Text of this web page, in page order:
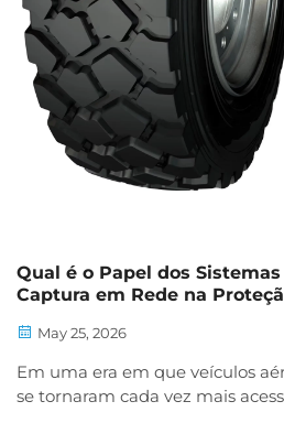
Qual é o Papel dos
Captura em Rede na
May 25, 2026
Em uma era em que veículos
se tornaram cada vez mais